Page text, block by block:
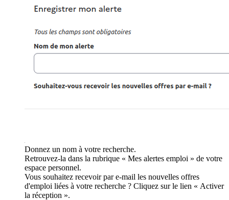
Donnez un nom à votre recherche.
Retrouvez-la dans la rubrique « Mes alertes emploi » de votre
espace personnel.
Vous souhaitez recevoir par e-mail les nouvelles offres
d'emploi liées à votre recherche ? Cliquez sur le lien « Activer
la réception ».